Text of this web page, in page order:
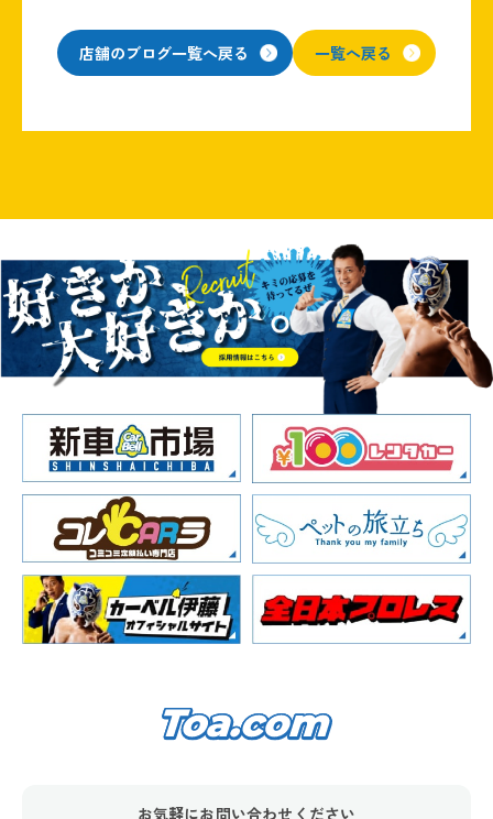
店舗のブログ一覧へ戻る 一覧へ戻る
お気軽にお問い合わせください